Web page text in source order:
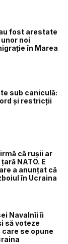
fost arestate
noi
în Marea
sub caniculă:
și restricții
că rușii ar
NATO. E
a anunțat că
în Ucraina
Navalnîi îi
să voteze
se opune